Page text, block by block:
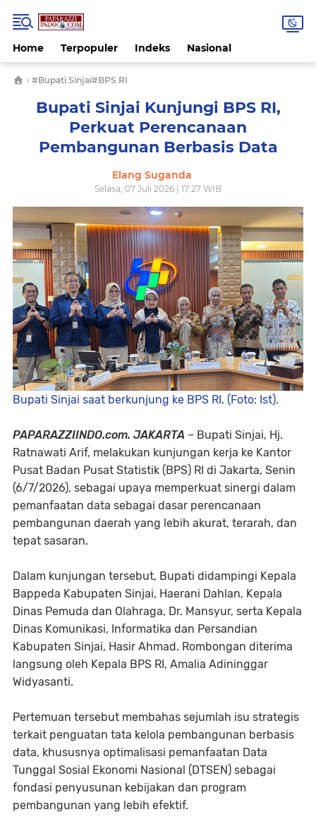
Home Terpopuler Indeks Nasional
› #Bupati Sinjai#BPS RI
Bupati Sinjai Kunjungi BPS RI,
Perkuat Perencanaan
Pembangunan Berbasis Data
Elang Suganda
Selasa, 07 Juli 2026 | 17:27 WIB
Bupati Sinjai saat berkunjung ke BPS RI. (Foto: Ist).
PAPARAZZIINDO.com. JAKARTA – Bupati Sinjai, Hj.
Ratnawati Arif, melakukan kunjungan kerja ke Kantor
Pusat Badan Pusat Statistik (BPS) RI di Jakarta, Senin
(6/7/2026), sebagai upaya memperkuat sinergi dalam
pemanfaatan data sebagai dasar perencanaan
pembangunan daerah yang lebih akurat, terarah, dan
tepat sasaran.
Dalam kunjungan tersebut, Bupati didampingi Kepala
Bappeda Kabupaten Sinjai, Haerani Dahlan, Kepala
Dinas Pemuda dan Olahraga, Dr. Mansyur, serta Kepala
Dinas Komunikasi, Informatika dan Persandian
Kabupaten Sinjai, Hasir Ahmad. Rombongan diterima
langsung oleh Kepala BPS RI, Amalia Adininggar
Widyasanti.
Pertemuan tersebut membahas sejumlah isu strategis
terkait penguatan tata kelola pembangunan berbasis
data, khususnya optimalisasi pemanfaatan Data
Tunggal Sosial Ekonomi Nasional (DTSEN) sebagai
fondasi penyusunan kebijakan dan program
pembangunan yang lebih efektif.